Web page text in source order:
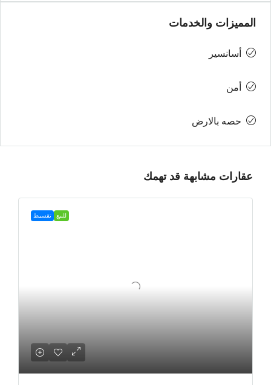
المميزات والخدمات
أسانسير
أمن
حصه بالارض
عقارات مشابهة قد تهمك
للبيع تقسيط